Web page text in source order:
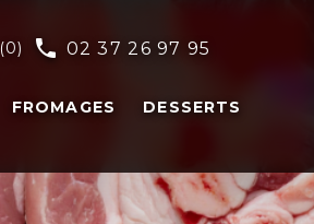
(0) phone 02 37 26 97 95
FROMAGES DESSERTS